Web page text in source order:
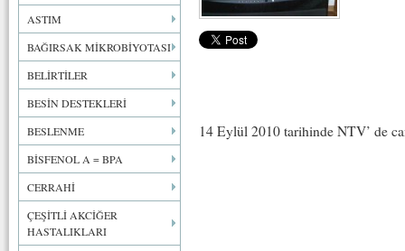
ASTIM
BAĞIRSAK MİKROBİYOTASI
BELİRTİLER
BESİN DESTEKLERİ
BESLENME
BİSFENOL A = BPA
CERRAHİ
ÇEŞİTLİ AKCİĞER
HASTALIKLARI
14 Eylül 2010 tarihinde NTV’ de